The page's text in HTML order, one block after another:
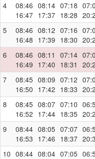
4
08:46
16:47
08:14
17:37
07:18
18:28
5
08:46
16:48
08:12
17:39
07:16
18:30
6
08:46
16:49
08:11
17:40
07:14
18:31
7
08:45
16:50
08:09
17:42
07:12
18:33
8
08:45
16:52
08:07
17:44
07:10
18:35
9
08:44
16:53
08:05
17:46
07:07
18:37
10 08:44 08:04 07:05